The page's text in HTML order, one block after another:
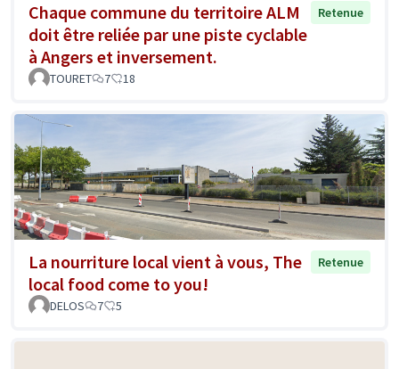
Chaque commune du territoire ALM
doit être reliée par une piste cyclable
à Angers et inversement.
Retenue
TOURET 7 18
La nourriture local vient à vous, The
local food come to you!
Retenue
DELOS 7 5